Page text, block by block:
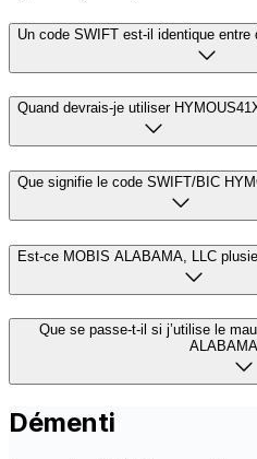
Un code SWIFT est-il identique entre
Quand devrais-je utiliser
Que signifie le code SWIFT/BIC
Est-ce MOBIS ALABAMA, LLC
Que se passe-t-il si j’utilise le
Démenti